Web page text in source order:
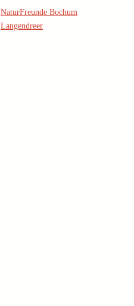
NaturFreunde Bochum
Langendreer